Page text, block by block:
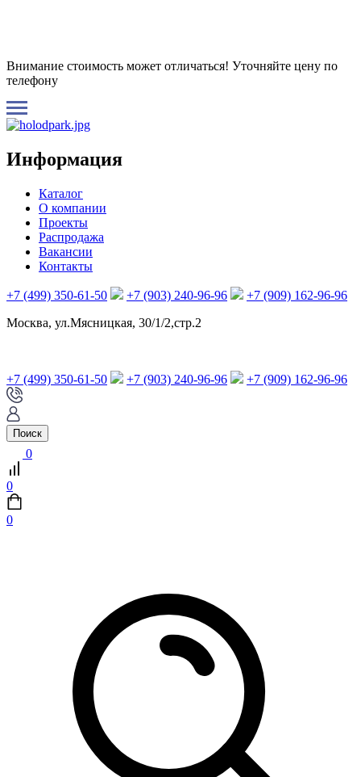
Внимание стоимость может отличаться! Уточняйте цену по
телефону
Информация
Каталог
О компании
Проекты
Распродажа
Вакансии
Контакты
+7 (499) 350-61-50 +7 (903) 240-96-96
+7 (909) 162-96-96
Москва, ул.Мясницкая, 30/1/2,стр.2
+7 (499) 350-61-50 +7 (903) 240-96-96 +7 (909) 162-96-96
Поиск
0
0
0